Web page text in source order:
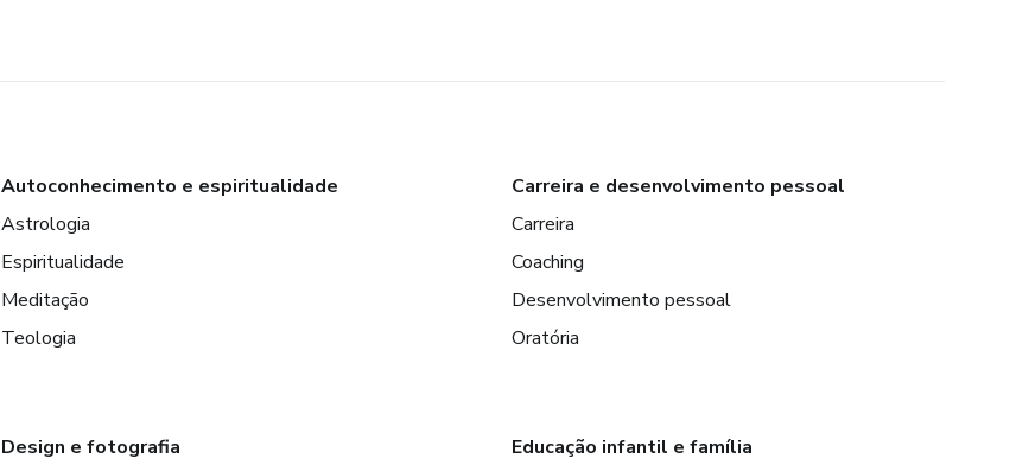
Autoconhecimento e espiritualidade
Astrologia
Espiritualidade
Meditação
Teologia
Carreira e desenvolvimento pessoal
Carreira
Coaching
Desenvolvimento pessoal
Oratória
Design e fotografia
Educação infantil e família